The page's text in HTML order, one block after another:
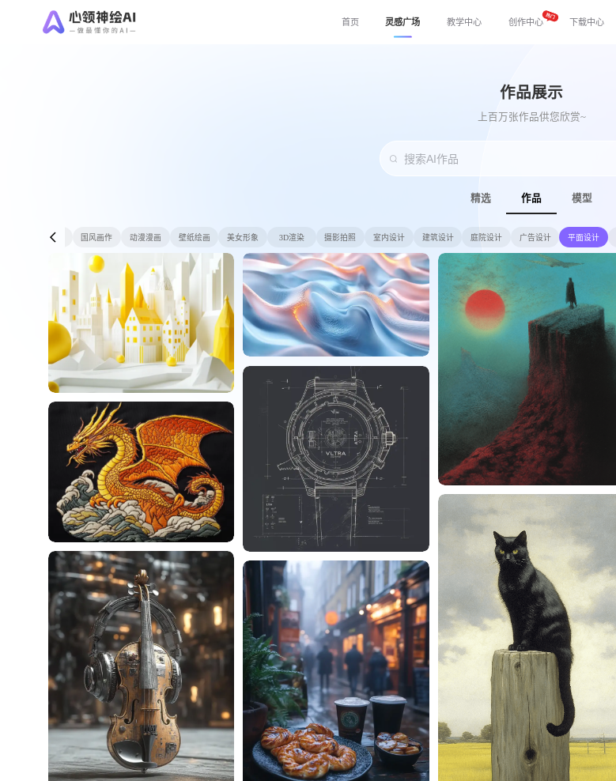
首页 灵感广场 教学中心 创作中心 下载中心
作品展示
上百万张作品供您欣赏~
精选 作品 模型
通用绘画 国风画作 动漫漫画 壁纸绘画 美女形象 3D渲染 摄影拍照 室内设计 建筑设计 庭院设计 广告设计 平面设计